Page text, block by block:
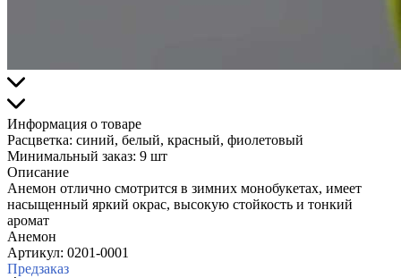
Информация о товаре
Расцветка: синий, белый, красный, фиолетовый
Минимальный заказ: 9 шт
Описание
Анемон отлично смотрится в зимних монобукетах, имеет
насыщенный яркий окрас, высокую стойкость и тонкий
аромат
Анемон
Артикул: 0201-0001
Предзаказ